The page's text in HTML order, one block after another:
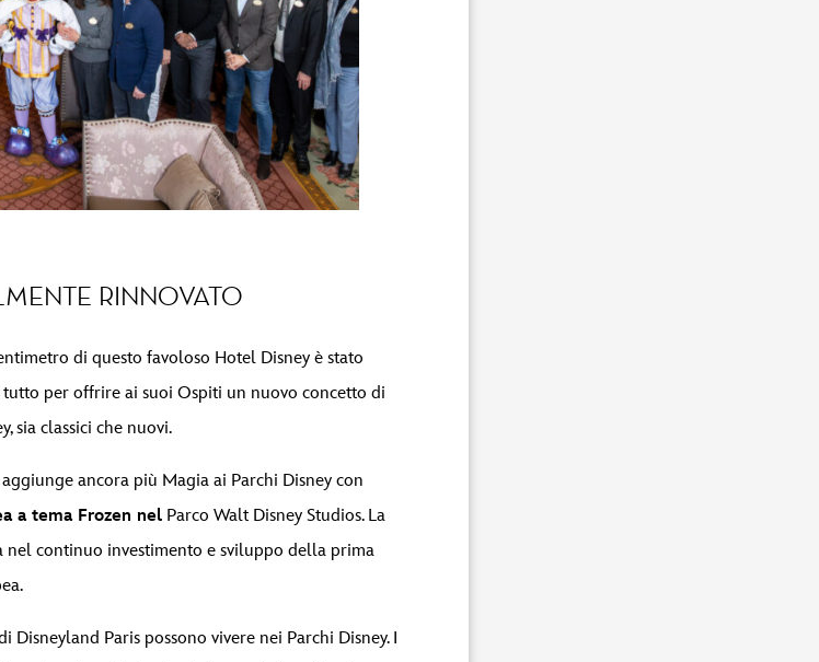
RINNOVATO
di questo favoloso Hotel Disney è stato
per offrire ai suoi Ospiti un nuovo concetto di
sia classici che nuovi.
aggiunge ancora più Magia ai Parchi Disney con
a tema Frozen nelParco Walt Disney Studios. La
continuo investimento e sviluppo della prima
Paris possono vivere nei Parchi Disney. I